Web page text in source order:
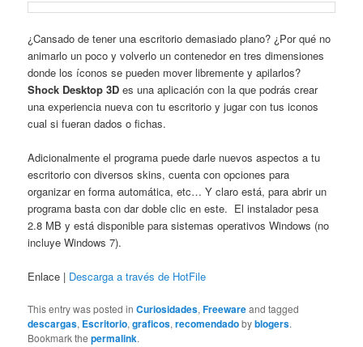
¿Cansado de tener una escritorio demasiado plano? ¿Por qué no
animarlo un poco y volverlo un contenedor en tres dimensiones
donde los íconos se pueden mover libremente y apilarlos?
Shock Desktop 3Des una aplicación con la que podrás crear
una experiencia nueva con tu escritorio y jugar con tus iconos
cual si fueran dados o fichas.
Adicionalmente el programa puede darle nuevos aspectos a tu
escritorio con diversos skins, cuenta con opciones para
organizar en forma automática, etc… Y claro está, para abrir un
programa basta con dar doble clic en este. El instalador pesa
2.8 MB y está disponible para sistemas operativos Windows (no
incluye Windows 7).
Enlace | Descarga a través de HotFile
This entry was posted inCuriosidades,Freewareand tagged
descargas, Escritorio,graficos,recomendadobyblogers.
Bookmark thepermalink.